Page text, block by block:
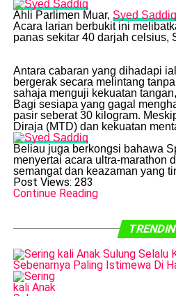
Ahli Parlimen Muar, Syed Saddiq
Acara larian berbukit ini
panas sekitar 40 darjah celsius,
Antara cabaran yang dihadapi
bergerak secara melintang
sahaja menguji kekuatan
Bagi sesiapa yang gagal
pasir seberat 30 kilogram.
Diraja (MTD) dan kekuatan
Beliau juga berkongsi bahawa
menyertai acara ultra-marathon
semangat dan keazaman yang
Post Views: 283
Continue Reading